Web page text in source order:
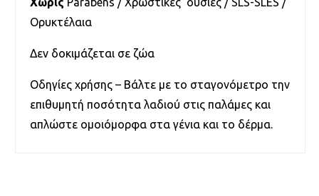
Ορυκτέλαια
Δεν δοκιμάζεται σε ζώα
Οδηγίες χρήσης – Βάλτε με το σταγονόμετρο την
επιθυμητή ποσότητα λαδιού στις παλάμες και
απλώστε ομοιόμορφα στα γένια και το δέρμα.